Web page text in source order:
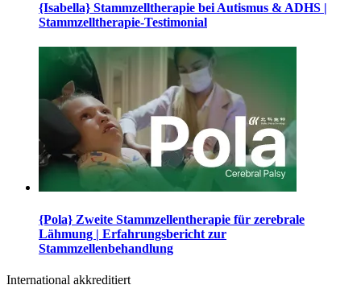
{Isabella} Stammzelltherapie bei Autismus & ADHS |
Stammzelltherapie-Testimonial
{Pola} Zweite Stammzellentherapie für zerebrale
Lähmung | Erfahrungsbericht zur
Stammzellenbehandlung
International akkreditiert